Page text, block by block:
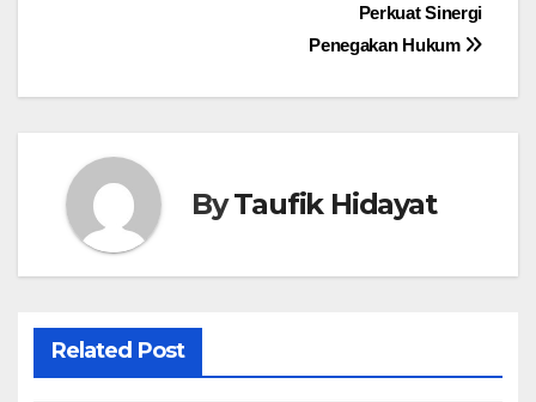
Perkuat Sinergi
Penegakan Hukum
ByTaufik Hidayat
Related Post